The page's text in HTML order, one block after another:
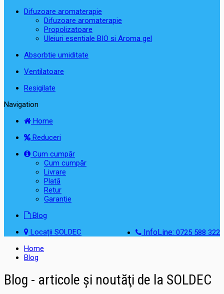
Difuzoare aromaterapie
Difuzoare aromaterapie
Propolizatoare
Uleiuri esentiale BIO si Aroma gel
Absorbtie umiditate
Ventilatoare
Resigilate
Navigation
Home
Reduceri
Cum cumpăr
Cum cumpăr
Livrare
Plată
Retur
Garanție
Blog
InfoLine: 0725 588 322
Locații SOLDEC
Home
Blog
Blog - articole şi noutăţi de la SOLDEC